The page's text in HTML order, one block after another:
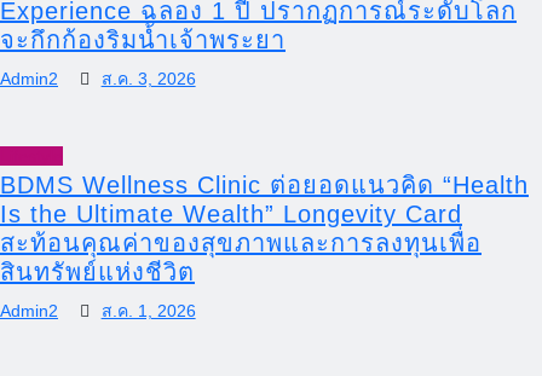
Experience ฉลอง 1 ปี ปรากฏการณ์ระดับโลก
จะกึกก้องริมน้ำเจ้าพระยา
Admin2 ส.ค. 3, 2026
BDMS Wellness Clinic ต่อยอดแนวคิด “Health
Is the Ultimate Wealth” Longevity Card
สะท้อนคุณค่าของสุขภาพและการลงทุนเพื่อ
สินทรัพย์แห่งชีวิต
Admin2 ส.ค. 1, 2026